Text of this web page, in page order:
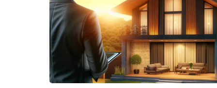
deben abordar las negociaciones con la
tienen en la transacción. La falta de
Además, es esencial documentar todos los
controversia si no están debidamente
fortalece las relaciones comerciales a largo plazo.